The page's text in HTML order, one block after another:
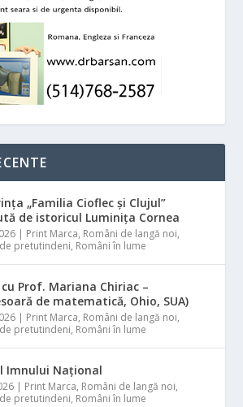
„Familia Cioflec și Clujul”
de istoricul Luminița Cornea
Print Marca, Români de langă noi,
pretutindeni, Români în lume
Prof. Mariana Chiriac –
de matematică, Ohio, SUA)
Print Marca, Români de langă noi,
pretutindeni, Români în lume
Imnului Național
Print Marca, Români de langă noi,
pretutindeni, Români în lume